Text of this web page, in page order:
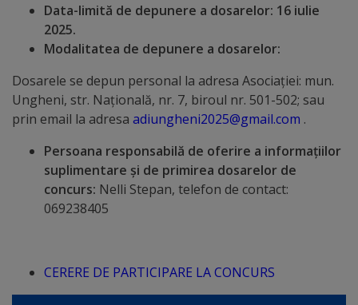
Rezultate
Buget
și
locale
Strategii
programe
Data-limită de depunere a dosarelor: 16 iulie
2025.
Modalitatea de depunere a dosarelor:
Dosarele se depun personal la adresa Asociației: mun.
Ungheni, str. Națională, nr. 7, biroul nr. 501-502; sau
prin email la adresa adiungheni2025@gmail.com .
Persoana responsabilă de oferire a informațiilor
suplimentare și de primirea dosarelor de
concurs: Nelli Stepan, telefon de contact:
069238405
CERERE DE PARTICIPARE LA CONCURS